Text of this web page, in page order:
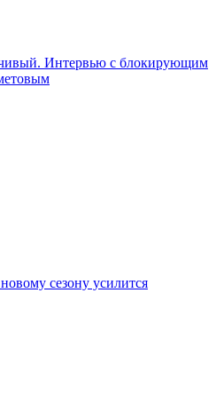
Интервью с блокирующим
сезону усилится